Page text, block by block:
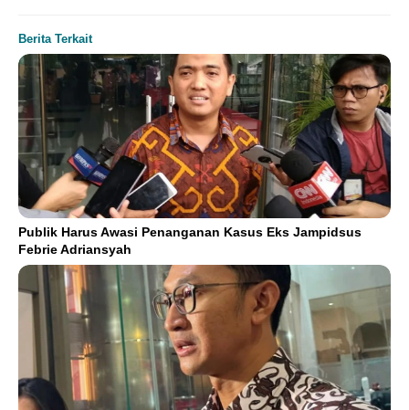
Berita Terkait
Publik Harus Awasi Penanganan Kasus Eks Jampidsus
Febrie Adriansyah